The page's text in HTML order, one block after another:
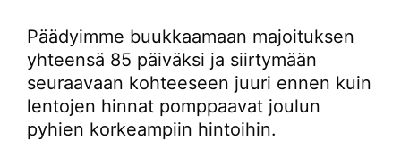
Päädyimme buukkaamaan majoituksen
yhteensä 85 päiväksi ja siirtymään
seuraavaan kohteeseen juuri ennen kuin
lentojen hinnat pomppaavat joulun
pyhien korkeampiin hintoihin.